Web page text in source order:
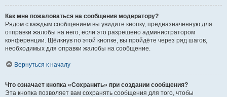
Как мне пожаловаться на сообщения модератору?
Рядом с каждым сообщением вы увидите кнопку, предназначенную для
отправки жалобы на него, если это разрешено администратором
конференции. Щёлкнув по этой кнопке, вы пройдёте через ряд шагов,
необходимых для оправки жалобы на сообщение.
Вернуться к началу
Что означает кнопка «Сохранить» при создании сообщения?
Эта кнопка позволяет вам сохранять сообщения для того, чтобы